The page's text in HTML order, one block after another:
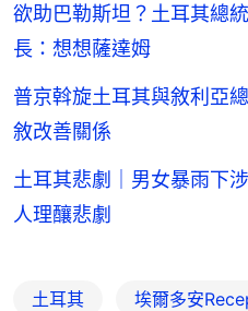
欲助巴勒斯坦？土耳其總
長：想想薩達姆
普京斡旋土耳其與敘利亞
敘改善關係
土耳其悲劇｜男女暴雨下
人理釀悲劇
土耳其 埃爾多安